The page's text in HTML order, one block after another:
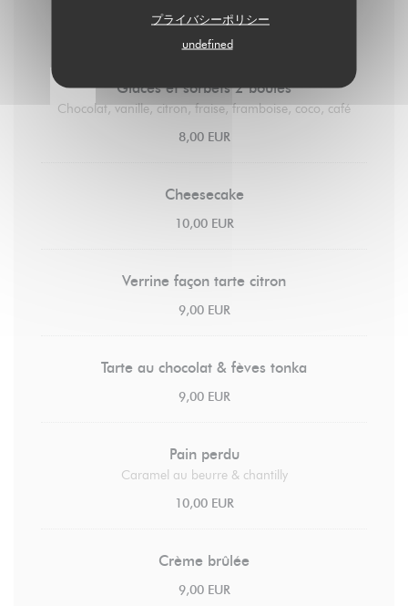
プライバシーポリシー
undefined
Les desserts
Glaces et sorbets 2 boules
Chocolat, vanille, citron, fraise, framboise, coco, café
8,00 EUR
Cheesecake
10,00 EUR
Verrine façon tarte citron
9,00 EUR
Tarte au chocolat & fèves tonka
9,00 EUR
Pain perdu
Caramel au beurre & chantilly
10,00 EUR
Crème brûlée
9,00 EUR